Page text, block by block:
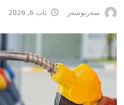
سەرنوسەر ئاب 6, 2026